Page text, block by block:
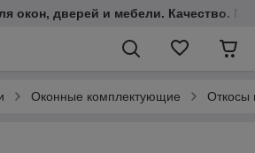
окон, дверей и мебели. Качество.
Оконные комплектующие Откосы